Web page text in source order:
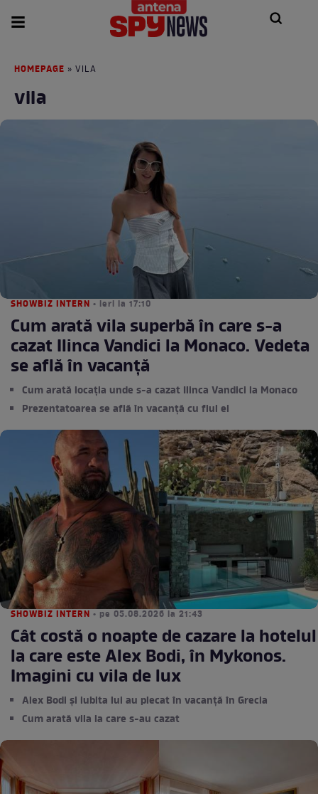
HOMEPAGE » VILA
vila
SHOWBIZ INTERN • ieri la 17:10
Cum arată vila superbă în care s-a
cazat Ilinca Vandici la Monaco. Vedeta
se află în vacanță
Cum arată locația unde s-a cazat Ilinca Vandici la Monaco
Prezentatoarea se află în vacanță cu fiul ei
SHOWBIZ INTERN • pe 05.08.2026 la 21:43
Cât costă o noapte de cazare la hotelul
la care este Alex Bodi, în Mykonos.
Imagini cu vila de lux
Alex Bodi și iubita lui au plecat în vacanță în Grecia
Cum arată vila la care s-au cazat